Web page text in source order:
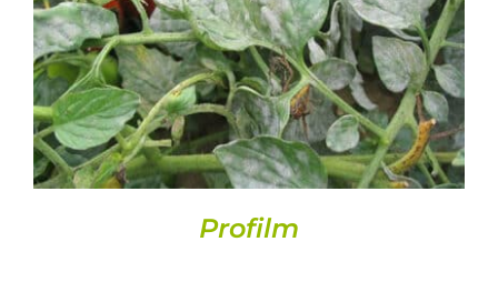
DETALLES
Profilm